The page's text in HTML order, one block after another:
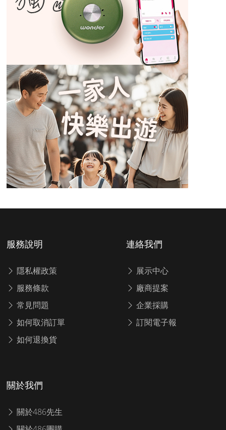
服務說明
隱私權政策
服務條款
常見問題
如何取消訂單
如何退換貨
連絡我們
展示中心
廠商提案
企業採購
訂閱電子報
關於我們
關於486先生